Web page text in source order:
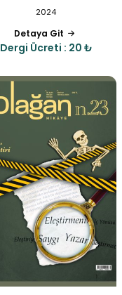
2024
Detaya Git
Dergi Ücreti : 20 ₺